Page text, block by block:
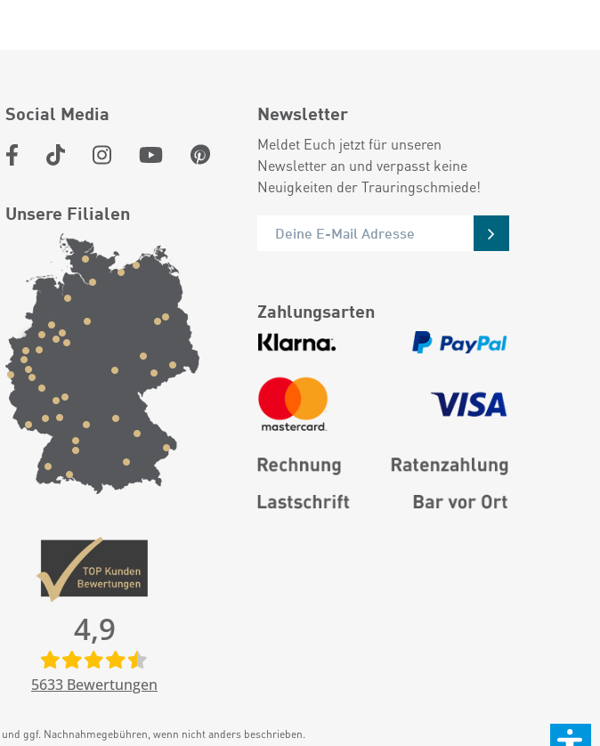
Social Media
Unsere Filialen
4,9
5633 Bewertungen
Newsletter
Meldet Euch jetzt für unseren
Newsletter an und verpasst keine
Neuigkeiten der Trauringschmiede!
Zahlungsarten
und ggf. Nachnahmegebühren, wenn nicht anders beschrieben.